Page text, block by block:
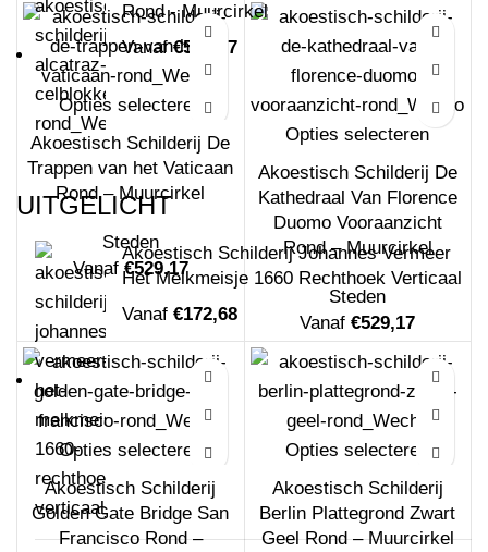
Opties selecteren
Akoestisch Schilderij De
Trappen van het Vaticaan
Rond – Muurcirkel
Steden
Vanaf€529,17
Opties selecteren
Akoestisch Schilderij De
Kathedraal Van Florence
Duomo Vooraanzicht
Rond – Muurcirkel
Steden
Vanaf€529,17
Opties selecteren
Akoestisch Schilderij
Golden Gate Bridge San
Francisco Rond –
Opties selecteren
Akoestisch Schilderij
Berlin Plattegrond Zwart
Geel Rond – Muurcirkel
Rond - Muurcirkel
Vanaf€529,17
UITGELICHT
Akoestisch Schilderij Johannes Vermeer
Het Melkmeisje 1660 Rechthoek Verticaal
Vanaf €172,68